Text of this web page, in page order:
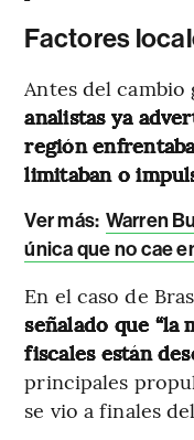
Factores
Antes del
analistas ya
región
limitaban o
Ver más: Warren
única que no cae
En el caso de
señalado que “la
fiscales están
principales
se vio a finales